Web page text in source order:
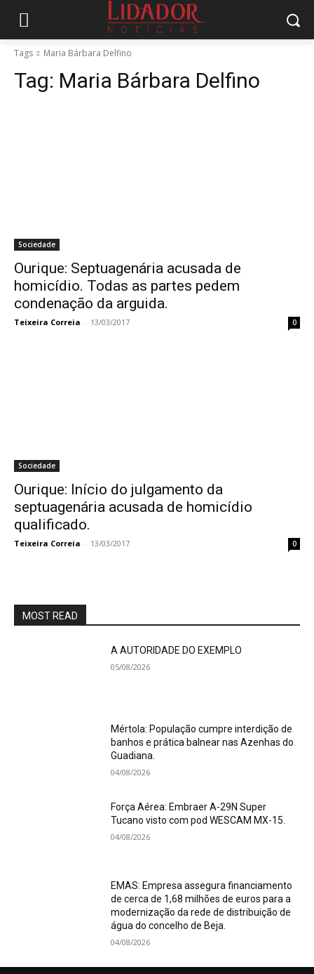
Tags Maria Bárbara Delfino
Tag: Maria Bárbara Delfino
Sociedade
Ourique: Septuagenária acusada de
homicídio. Todas as partes pedem
condenação da arguida.
Teixeira Correia - 13/03/2017 0
Sociedade
Ourique: Início do julgamento da
septuagenária acusada de homicídio
qualificado.
Teixeira Correia - 13/03/2017 0
MOST READ
A AUTORIDADE DO EXEMPLO
05/08/2026
Mértola: População cumpre interdição de
banhos e prática balnear nas Azenhas do
Guadiana.
04/08/2026
Força Aérea: Embraer A-29N Super
Tucano visto com pod WESCAM MX-15.
04/08/2026
EMAS: Empresa assegura financiamento
de cerca de 1,68 milhões de euros para a
modernização da rede de distribuição de
água do concelho de Beja.
04/08/2026